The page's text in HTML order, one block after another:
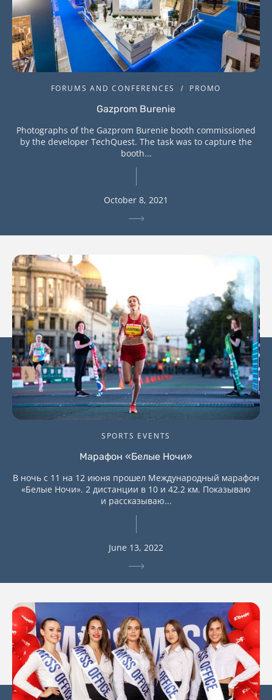
FORUMS AND CONFERENCES PROMO
Gazprom Burenie
Photographs of the Gazprom Burenie booth commissioned
by the developer TechQuest. The task was to capture the
booth...
October 8, 2021
SPORTS EVENTS
Марафон «Белые Ночи»
В ночь с 11 на 12 июня прошел Международный марафон
«Белые Ночи». 2 дистанции в 10 и 42.2 км. Показываю
и рассказываю...
June 13, 2022